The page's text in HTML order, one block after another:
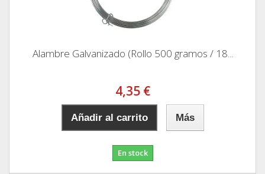
Alambre Galvanizado (Rollo 500 gramos / 18...
4,35 €
Añadir al carrito Más
En stock